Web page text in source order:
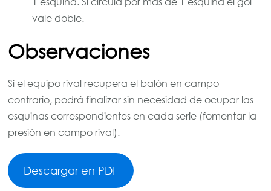
vale doble.
Observaciones
Si el equipo rival recupera el balón en campo
contrario, podrá finalizar sin necesidad de ocupar las
esquinas correspondientes en cada serie (fomentar la
presión en campo rival).
Descargar en PDF